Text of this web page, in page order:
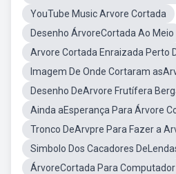
YouTube Music Arvore Cortada
Desenho ÁrvoreCortada Ao Meio
Arvore Cortada Enraizada Perto
Imagem De Onde Cortaram
Desenho DeArvore Frutífera
Ainda aEsperança Para Árvore
Tronco DeArvpre Para Fazer a
Simbolo Dos Cacadores
ÁrvoreCortada Para Computador